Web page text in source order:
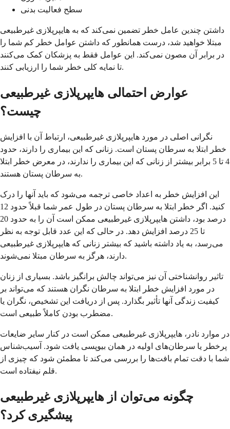
سطح فعالیت بدنی
داشتن چندین عامل خطر تضمین نمی‌کند که به هایپرپلازی غیرطبیعی
مبتلا خواهید شد، درست همانطور که داشتن عوامل خطر کم شما را
در برابر آن مصون نمی‌کند. این عوامل فقط به پزشکان کمک می‌کنند
تا نمایه کلی خطر شما را ارزیابی کنند.
عوارض احتمالی هایپرپلازی غیرطبیعی
چیست؟
نگرانی اصلی در مورد هایپرپلازی غیرطبیعی، ارتباط آن با افزایش
خطر ابتلا به سرطان پستان است. زنانی که این بیماری را دارند، حدود
4 تا 5 برابر بیشتر از زنانی که این بیماری را ندارند، در معرض خطر ابتلا
به سرطان پستان هستند.
این افزایش خطر به اعداد خاصی ترجمه می‌شود که باید آنها را درک
کنید. اگر خطر ابتلا به سرطان پستان در طول عمر شما قبلاً حدود 12
درصد بود، داشتن هایپرپلازی غیرطبیعی ممکن است آن را به حدود 20
تا 25 درصد افزایش دهد. در حالی که این عدد قابل توجه به نظر
می‌رسد، به یاد داشته باشید که بیشتر زنانی که هایپرپلازی غیرطبیعی
دارند، هرگز به سرطان مبتلا نمی‌شوند.
تاثیر روانشناختی آن نیز می‌تواند چالش برانگیز باشد. بسیاری از زنان
در مورد افزایش خطر ابتلا به سرطان نگران هستند که می‌تواند بر
کیفیت زندگی آنها تأثیر بگذارد. پس از دریافت این تشخیص، نگران یا
مضطرب بودن کاملاً طبیعی است.
در موارد نادر، هایپرپلازی غیرطبیعی ممکن است در کنار سایر ضایعات
پرخطر یا سرطان‌های اولیه در همان بیوپسی یافت شود. آسیب‌شناس
شما با دقت تمام بافت‌ها را بررسی می‌کند تا مطمئن شود که چیزی از
قلم نیفتاده است.
چگونه می‌توان از هایپرپلازی غیرطبیعی
پیشگیری کرد؟